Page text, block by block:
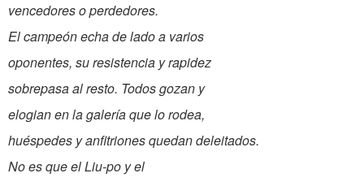
vencedores o perdedores.
El campeón echa de lado a varios
oponentes, su resistencia y rapidez
sobrepasa al resto. Todos gozan y
elogian en la galería que lo rodea,
huéspedes y anfitriones quedan deleitados.
No es que el Liu-po y el